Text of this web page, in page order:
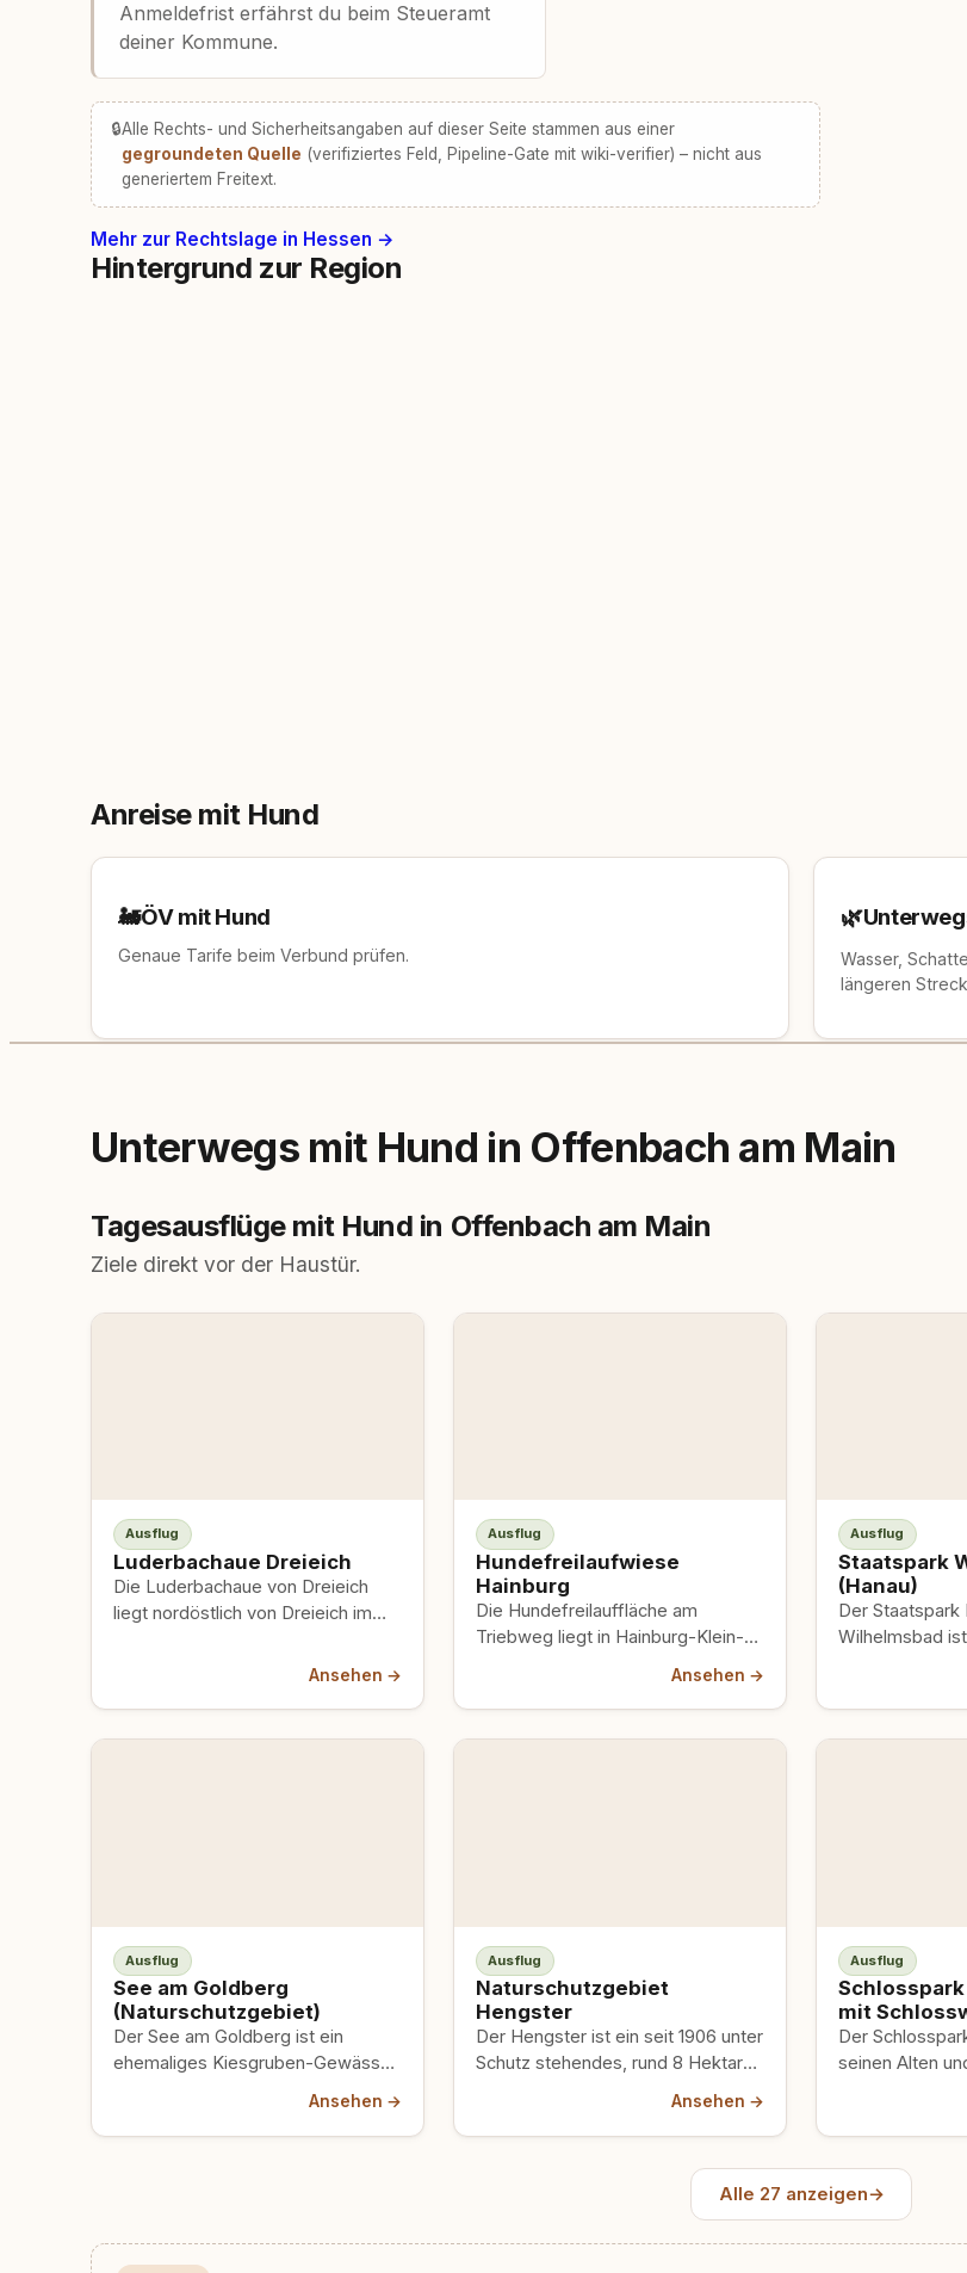
Anmeldefrist erfährst du beim Steueramt
deiner Kommune.
🔒Alle Rechts- und Sicherheitsangaben auf dieser Seite stammen aus einer
gegroundeten Quelle (verifiziertes Feld, Pipeline-Gate mit wiki-verifier) – nicht aus
generiertem Freitext.
Mehr zur Rechtslage in Hessen →
Hintergrund zur Region
Anreise mit Hund
🚂ÖV mit Hund
Genaue Tarife beim Verbund prüfen.
🌿
Wasser,
längeren
Unterwegs mit Hund in Offenbach am Main
Tagesausflüge mit Hund in Offenbach am Main
Ziele direkt vor der Haustür.
Ausflug
Luderbachaue Dreieich
Die Luderbachaue von Dreieich
liegt nordöstlich von Dreieich im
Offenbach gibt rund 291 Hektar…
Ansehen →
Ausflug
Hundefreilaufwiese
Hainburg
Die Hundefreilauffläche am
Triebweg liegt in Hainburg-Klein-
Krotzenburg in Hessen – nicht zu
Donau.…
Ansehen →
Ausflug
Staatspark
(Hanau)
Der Staatspark
Wilhelmsbad
Stadtpark. Ab
stecken auf
Ausflug
See am Goldberg
(Naturschutzgebiet)
Der See am Goldberg ist ein
ehemaliges Kiesgruben-Gewässer,
der Gemarkungsgrenze…
Ansehen →
Ausflug
Naturschutzgebiet
Hengster
Der Hengster ist ein seit 1906 unter
Schutz stehendes, rund 8 Hektar
großes Waldgebiet (Erlen-Birken-
Obertshausen, Rembrücken…
Ansehen →
Ausflug
mit
Der
seinen Alten
Konzept…
Alle 27 anzeigen→